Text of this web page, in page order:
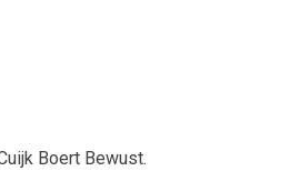
Boert Bewust.